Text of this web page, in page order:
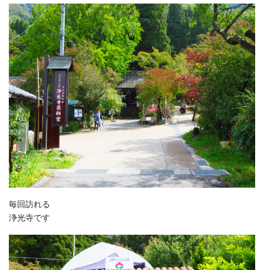
毎回訪れる
浄光寺です